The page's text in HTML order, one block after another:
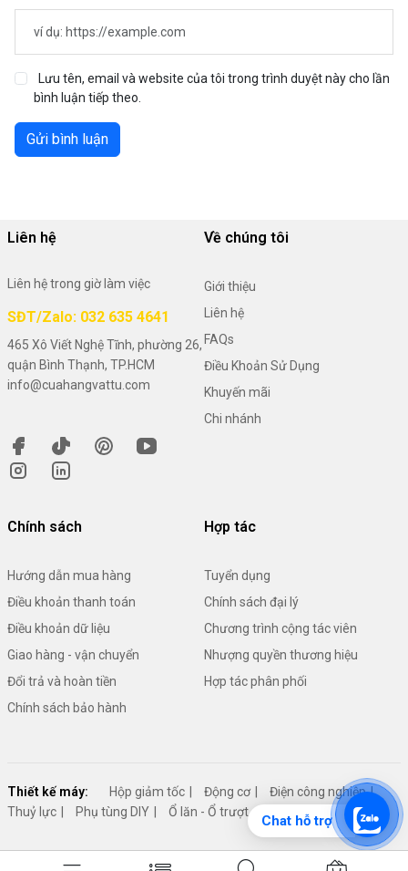
Lưu tên, email và website của tôi trong trình duyệt này cho lần
bình luận tiếp theo.
Gửi bình luận
Liên hệ
Liên hệ trong giờ làm việc
SĐT/Zalo: 032 635 4641
465 Xô Viết Nghệ Tĩnh, phường 26,
quận Bình Thạnh, TP.HCM
info@cuahangvattu.com
Về chúng tôi
Giới thiệu
Liên hệ
FAQs
Điều Khoản Sử Dụng
Khuyến mãi
Chi nhánh
Chính sách
Hướng dẫn mua hàng
Điều khoản thanh toán
Điều khoản dữ liệu
Giao hàng - vận chuyển
Đổi trả và hoàn tiền
Chính sách bảo hành
Hợp tác
Tuyển dụng
Chính sách đại lý
Chương trình cộng tác viên
Nhượng quyền thương hiệu
Hợp tác phân phối
Thiết kế máy: Hộp giảm tốc Động cơ
Điện công nghiệp
Thuỷ lực
Phụ tùng DIY Ổ lăn - Ổ trượt - Đỡ trục Cơ cấu máy
Chat hỗ trợ